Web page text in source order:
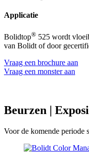
Applicatie
Bolidtop® 525 wordt
van Bolidt of door
Vraag een brochure aan
Vraag een monster aan
Beurzen |
Voor de komende periode